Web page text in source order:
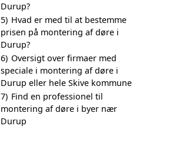
Durup?
5) Hvad er med til at bestemme
prisen på montering af døre i
Durup?
6) Oversigt over firmaer med
speciale i montering af døre i
Durup eller hele Skive kommune
7) Find en professionel til
montering af døre i byer nær
Durup